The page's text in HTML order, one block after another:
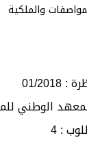
والملكية
2018
الوطني
: 4